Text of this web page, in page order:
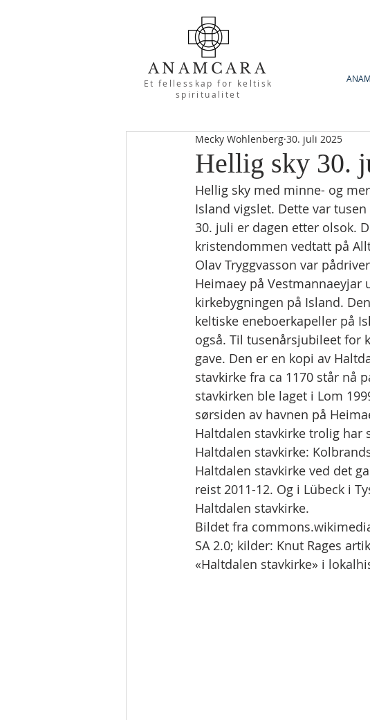
ANAMCARA
Et fellesskap for keltisk
spiritualitet
Hellig sky 30.
Mecky Wohlenberg 30. juli 2025
Hellig sky med minne- og
Island vigslet. Dette var
30. juli er dagen etter olsok.
kristendommen vedtatt på
Olav Tryggvasson var
Heimaey på
kirkebygningen på Island.
keltiske eneboerkapeller på
også. Til tusenårsjubileet for
gave. Den er en kopi av
stavkirke fra ca 1170 står nå
stavkirken ble laget i Lom
sørsiden av havnen på
Haltdalen stavkirke trolig har
Haltdalen stavkirke:
Haltdalen stavkirke ved det
reist 2011-12. Og i Lübeck i
Haltdalen stavkirke.
Bildet fra
SA 2.0; kilder: Knut Rages
«Haltdalen stavkirke» i